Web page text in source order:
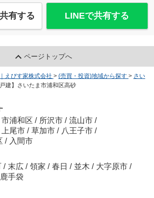
有する LINEで共有する
ページトップへ
えびす家株式会社 > (売買・投資)地域から探す > さい
戸建】さいたま市浦和区高砂
浦和区 / 所沢市 / 流山市 /
上尾市 / 草加市 / 八王子市 /
/ 入間市
/ 末広 / 領家 / 春日 / 並木 / 大字原市 /
鹿手袋